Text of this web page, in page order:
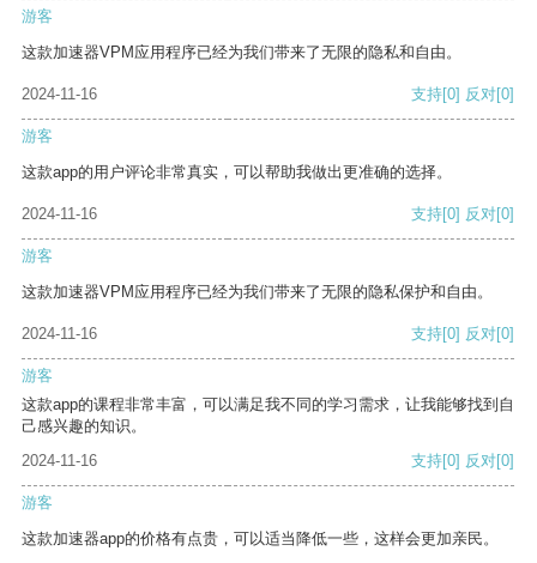
游客
这款加速器VPM应用程序已经为我们带来了无限的隐私和自由。
2024-11-16 支持[0] 反对[0]
游客
这款app的用户评论非常真实，可以帮助我做出更准确的选择。
2024-11-16 支持[0] 反对[0]
游客
这款加速器VPM应用程序已经为我们带来了无限的隐私保护和自由。
2024-11-16 支持[0] 反对[0]
游客
这款app的课程非常丰富，可以满足我不同的学习需求，让我能够找到自
己感兴趣的知识。
2024-11-16
支持[0] 反对[0]
游客
这款加速器app的价格有点贵，可以适当降低一些，这样会更加亲民。